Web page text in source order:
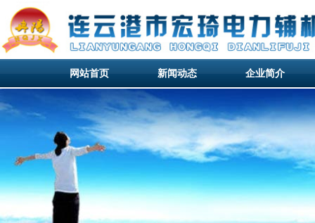
网站首页
网站首页
网站首页
新闻动态
新闻动态
企业简介